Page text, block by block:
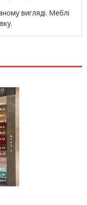
вигляді. Меблі